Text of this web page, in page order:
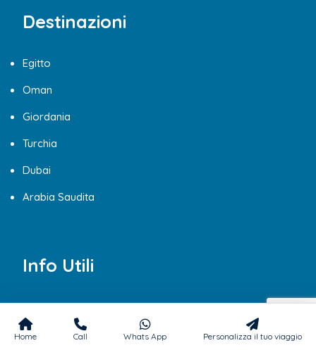
Destinazioni
Egitto
Oman
Giordania
Turchia
Dubai
Arabia Saudita
Info Utili
Chi siamo
Blog
Home Call Whats App Personalizza il tuo viaggio